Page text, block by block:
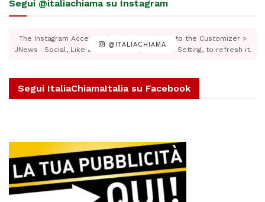
Segui @italiachiama su Instagram
@ITALIACHIAMA
The Instagram Access Token is expired, Go to the Customizer >
JNews : Social, Like & View > Instagram Feed Setting, to refresh it.
Segui ItaliaChiamaItalia su Facebook